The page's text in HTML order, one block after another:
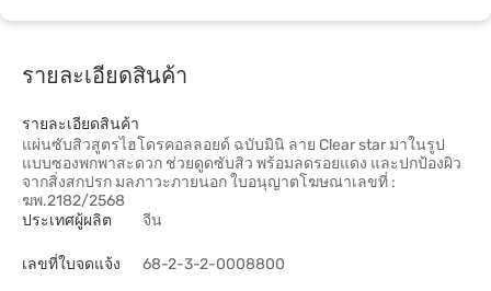
รายละเอียดสินค้า
รายละเอียดสินค้า
แผ่นซับสิวสูตรไฮโดรคอลลอยด์ ฉบับมินิ ลาย Clear star มาในรูป
แบบซองพกพาสะดวก ช่วยดูดซับสิว พร้อมลดรอยแดง และปกป้องผิว
จากสิ่งสกปรก มลภาวะภายนอก ใบอนุญาตโฆษณาเลขที่ :
ฆพ.2182/2568
ประเทศผู้ผลิต
จีน
เลขที่ใบจดแจ้ง 68-2-3-2-0008800